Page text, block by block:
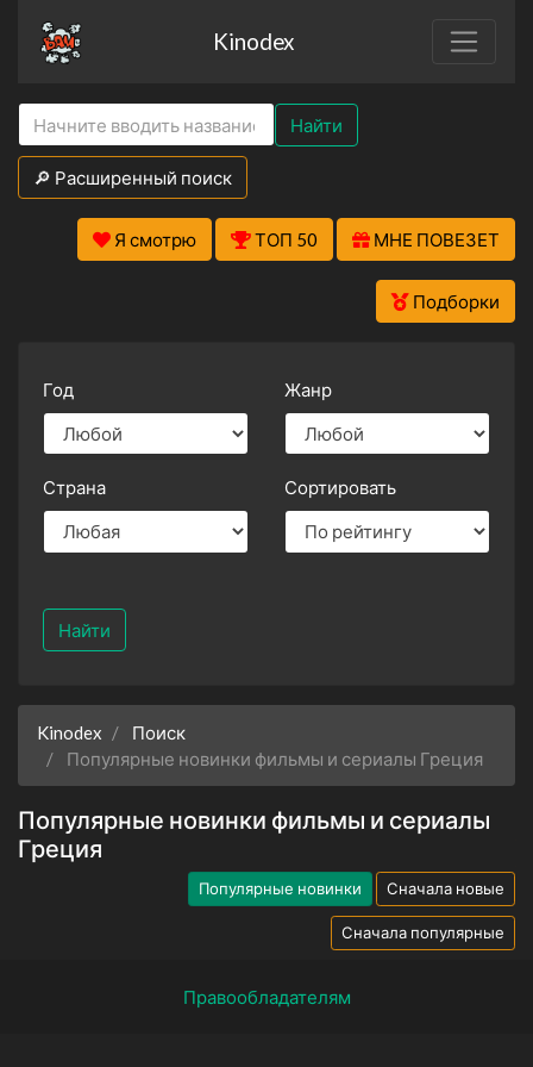
Kinodex
Найти
🔎 Расширенный поиск
Я смотрю ТОП 50 МНЕ ПОВЕЗЕТ
Подборки
Год Жанр
Страна Сортировать
Найти
Kinodex
Поиск
Популярные новинки фильмы и сериалы Греция
Популярные новинки фильмы и сериалы
Греция
Популярные новинки Сначала новые
Сначала популярные
Правообладателям